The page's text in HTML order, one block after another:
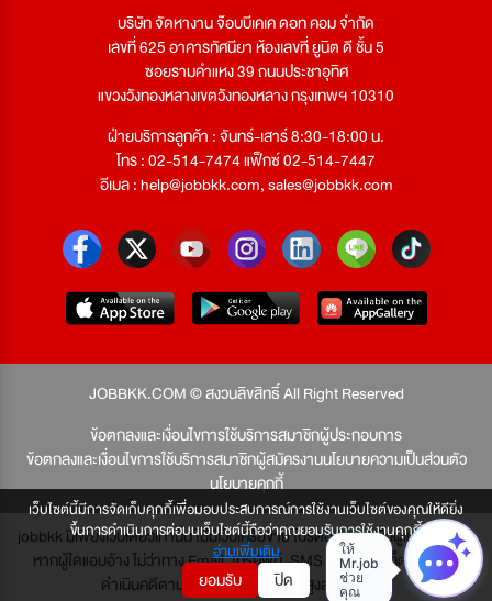
เว็บไซต์นี้มีการจัดเก็บคุกกี้เพื่อมอบประสบการณ์การใช้งานเว็บไซต์ของคุณให้ดียิ่ง
ขึ้นการดำเนินการต่อบนเว็บไซต์นี้ถือว่าคุณยอมรับการใช้งานคุกกี้
อ่านเพิ่มเติม
ยอมรับ ปิด
บริษัท จัดหางาน จ๊อบบีเคเค ดอท คอม จำกัด
เลขที่ 625 อาคารทัศนียา ห้องเลขที่ ยูนิต ดี ชั้น 5
ซอยรามคำแหง 39 ถนนประชาอุทิศ
แขวงวังทองหลางเขตวังทองหลาง กรุงเทพฯ 10310
ฝ่ายบริการลูกค้า : จันทร์-เสาร์ 8:30-18:00 น.
โทร : 02-514-7474 แฟ็กซ์ 02-514-7447
อีเมล :help@jobbkk.com,sales@jobbkk.com
JOBBKK.COM © สงวนลิขสิทธิ์ All Right Reserved
ข้อตกลงและเงื่อนไขการใช้บริการสมาชิกผู้ประกอบการ
ข้อตกลงและเงื่อนไขการใช้บริการสมาชิกผู้สมัครงานนโยบายความเป็นส่วนตัว
นโยบายคุกกี้
jobbkk มีเพียงเว็บเดียวเท่านั้น ไม่มีเว็บเครือข่าย โปรดอย่าหลงเชื่อผู้แอบอ้าง และ
หากผู้ใดแอบอ้าง ไม่ว่าทาง Email, โทรศัพท์, SMS หรือทางใดก็ตาม จะถูก
ดำเนินคดีตามที่กฎหมายบัญญัติไว้สูงสุด